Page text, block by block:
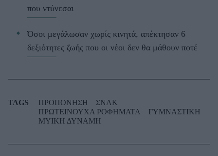
που ντύνεσαι
Όσοι μεγάλωσαν χωρίς κινητά, απέκτησαν 6
δεξιότητες ζωής που οι νέοι δεν θα μάθουν ποτέ
TAGS ΠΡΟΠΟΝΗΣΗ
ΣΝΑΚ
ΠΡΩΤΕΙΝΟΥΧΑ ΡΟΦΗΜΑΤΑ
ΓΥΜΝΑΣΤΙΚΗ
ΜΥΙΚΗ ΔΥΝΑΜΗ